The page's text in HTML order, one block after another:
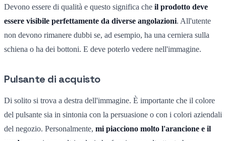
Devono essere di qualità e questo significa che il prodotto deve
essere visibile perfettamente da diverse angolazioni. All'utente
non devono rimanere dubbi se, ad esempio, ha una cerniera sulla
schiena o ha dei bottoni. E deve poterlo vedere nell'immagine.
Pulsante di acquisto
Di solito si trova a destra dell'immagine. È importante che il colore
del pulsante sia in sintonia con la persuasione o con i colori aziendali
del negozio. Personalmente, mi piacciono molto l'arancione e il